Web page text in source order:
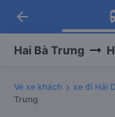
Tải
Tải
-30k/
arrow_back
Hai Bà Trưng
Vé xe khách xe đi Hải
Trưng